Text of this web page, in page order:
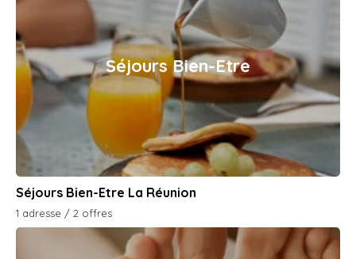
Séjours Bien-Etre
Séjours Bien-Etre La Réunion
1 adresse / 2 offres